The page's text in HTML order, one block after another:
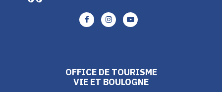
Lien
vers
Lien
vers
Lien
vers
OFFICE DE TOURISME
VIE ET BOULOGNE